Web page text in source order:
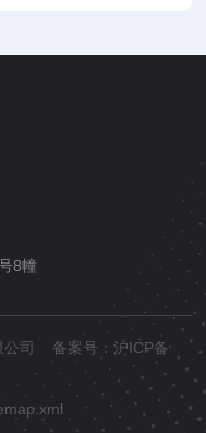
8幢
公司 备案号：沪ICP备